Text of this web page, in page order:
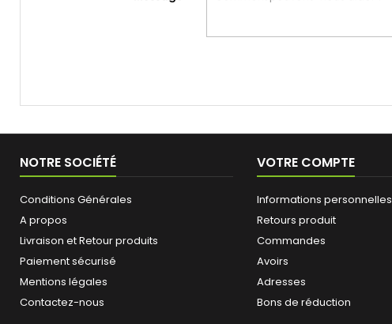
NOTRE SOCIÉTÉ
Conditions Générales
A propos
Livraison et Retour produits
Paiement sécurisé
Mentions légales
Contactez-nous
VOTRE COMPTE
Informations personnelles
Retours produit
Commandes
Avoirs
Adresses
Bons de réduction